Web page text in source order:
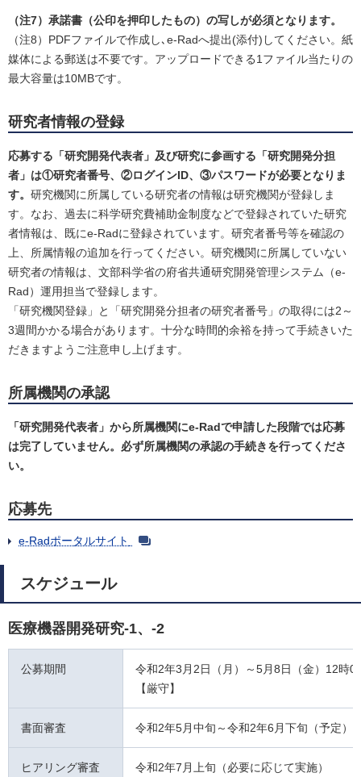
（注7）承諾書（公印を押印したもの）の写しが必須となります。
（注8）PDFファイルで作成し､e-Radへ提出(添付)してください。紙
媒体による郵送は不要です。アップロードできる1ファイル当たりの
最大容量は10MBです。
研究者情報の登録
応募する「研究開発代表者」及び研究に参画する「研究開発分担
者」は①研究者番号、②ログインID、③パスワードが必要となりま
す。 研究機関に所属している研究者の情報は研究機関が登録しま
す。なお、過去に科学研究費補助金制度などで登録されていた研究
者情報は、既にe-Radに登録されています。研究者番号等を確認の
上、所属情報の追加を行ってください。研究機関に所属していない
研究者の情報は、文部科学省の府省共通研究開発管理システム（e-
Rad）運用担当で登録します。
「研究機関登録」と「研究開発分担者の研究者番号」の取得には2～
3週間かかる場合があります。十分な時間的余裕を持って手続きいた
だきますようご注意申し上げます。
所属機関の承認
「研究開発代表者」から所属機関にe-Radで申請した段階では応募
は完了していません。必ず所属機関の承認の手続きを行ってくださ
い。
応募先
e-Radポータルサイト
スケジュール
医療機器開発研究-1、-2
公募期間
令和2年3月2日（月）～5月8日（金）12時
【厳守】
書面審査 令和2年5月中旬～令和2年6月下旬（予定）
ヒアリング審査 令和2年7月上旬（必要に応じて実施）